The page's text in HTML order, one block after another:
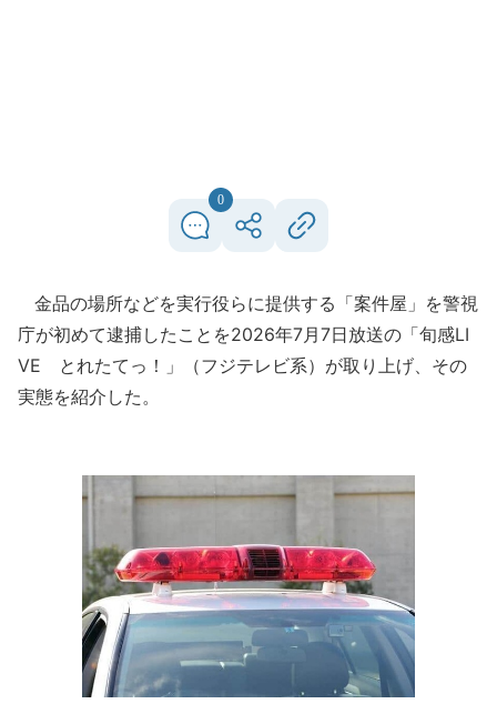
0
金品の場所などを実行役らに提供する「案件屋」を警視
庁が初めて逮捕したことを2026年7月7日放送の「旬感LI
VE とれたてっ！」（フジテレビ系）が取り上げ、その
実態を紹介した。